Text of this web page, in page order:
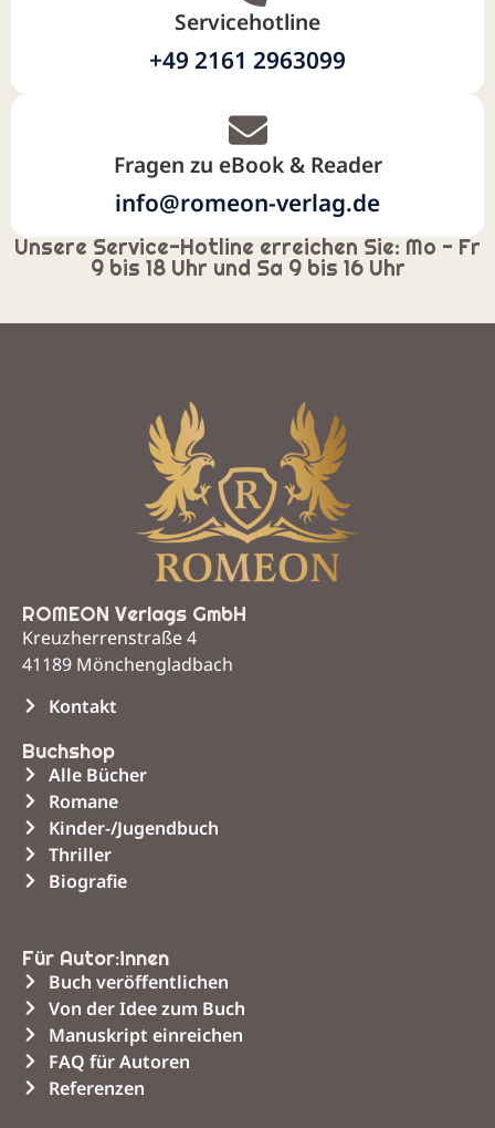
Servicehotline
+49 2161 2963099
Fragen zu eBook & Reader
info@romeon-verlag.de
Unsere Service-Hotline erreichen Sie: Mo - Fr
9 bis 18 Uhr und Sa 9 bis 16 Uhr
ROMEON Verlags GmbH
Kreuzherrenstraße 4
41189 Mönchengladbach
Kontakt
Buchshop
Alle Bücher
Romane
Kinder-/Jugendbuch
Thriller
Biografie
Für Autor:innen
Buch veröffentlichen
Von der Idee zum Buch
Manuskript einreichen
FAQ für Autoren
Referenzen